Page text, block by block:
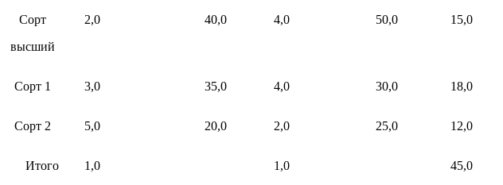
Сорт
высший
2,0 40,0 4,0 50,0 15,0
Сорт 1 3,0 35,0 4,0 30,0 18,0
Сорт 2 5,0 20,0 2,0 25,0 12,0
Итого 1,0 1,0 45,0